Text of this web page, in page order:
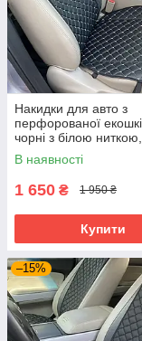
Накидки для авто з
перфорованої
чорні з білою ниткою,
преміум, передній
В наявності
1 650 ₴ 1 950 ₴
Купити
–15%